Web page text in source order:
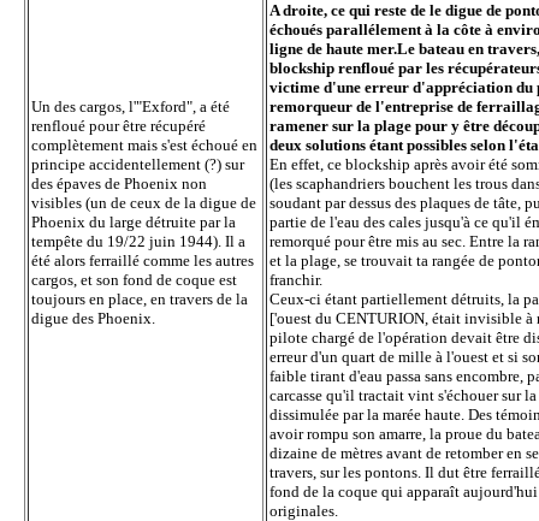
Un des cargos, l'"Exford", a été
renfloué pour être récupéré
complètement mais s'est échoué en
principe accidentellement (?) sur
des épaves de Phoenix non
visibles (un de ceux de la digue de
Phoenix du large détruite par la
tempête du 19/22 juin 1944). Il a
été alors ferraillé comme les autres
cargos, et son fond de coque est
toujours en place, en travers de la
digue des Phoenix.
A droite, ce qui reste de le digue de
échoués parallélement à la côte à
ligne de haute mer.Le bateau en
blockship renfloué par les
victime d'une erreur d'appréciation du
remorqueur de l'entreprise de
ramener sur la plage pour y être
deux solutions étant possibles selon
En effet, ce blockship après avoir été
(les scaphandriers bouchent les trous
soudant par dessus des plaques de tâte,
partie de l'eau des cales jusqu'à ce qu'il
remorqué pour être mis au sec. Entre la
et la plage, se trouvait ta rangée de
franchir.
Ceux-ci étant partiellement détruits, la
['ouest du CENTURION, était invisible à
pilote chargé de l'opération devait être
erreur d'un quart de mille à l'ouest et si
faible tirant d'eau passa sans encombre,
carcasse qu'il tractait vint s'échouer sur
dissimulée par la marée haute. Des
avoir rompu son amarre, la proue du
dizaine de mètres avant de retomber en
travers, sur les pontons. Il dut être
fond de la coque qui apparaît aujourd'hui
originales.